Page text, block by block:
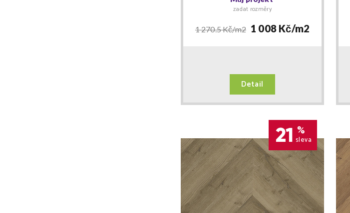
+ LIŠTA zdarma
zadat rozměry
1 270.5 Kč/m2 1 008 Kč/m2
Detail
21 %
sleva